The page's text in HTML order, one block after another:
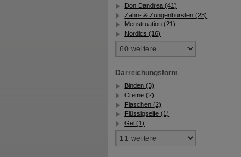
Don Dandrea (41)
Zahn- & Zungenbürsten (23)
Menstruation (21)
Nordics (16)
Darreichungsform
Binden (3)
Creme (2)
Flaschen (2)
Flüssigseife (1)
Gel (1)